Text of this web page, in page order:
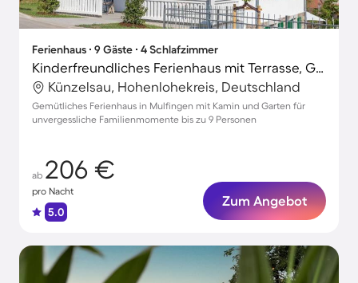
Ferienhaus ∙ 9 Gäste ∙ 4 Schlafzimmer
Kinderfreundliches Ferienhaus mit Terrasse, Grill und Garten
Künzelsau, Hohenlohekreis, Deutschland
Gemütliches Ferienhaus in Mulfingen mit Kamin und Garten für
unvergessliche Familienmomente bis zu 9 Personen
ab 206 €
pro Nacht
5.0
Zum Angebot